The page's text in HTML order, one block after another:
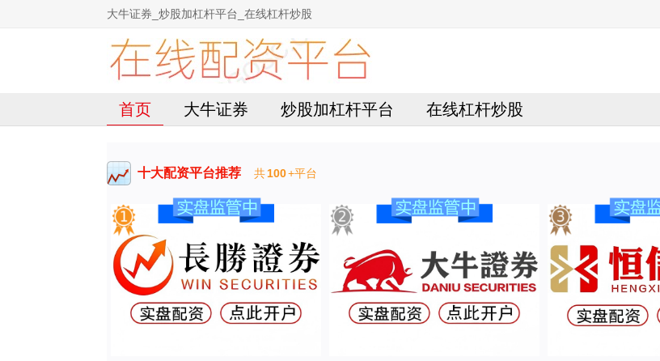
大牛证券_炒股加杠杆平台_在线杠杆炒股
首页 大牛证券 炒股加杠杆平台 在线杠杆炒股
十大配资平台推荐 共100+平台